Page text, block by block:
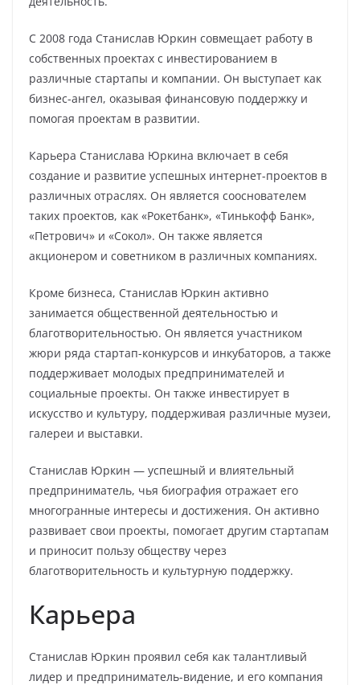
С 2008 года Станислав Юркин совмещает работу в
собственных проектах с инвестированием в
различные стартапы и компании. Он выступает как
бизнес-ангел, оказывая финансовую поддержку и
помогая проектам в развитии.
Карьера Станислава Юркина включает в себя
создание и развитие успешных интернет-проектов в
различных отраслях. Он является сооснователем
таких проектов, как «Рокетбанк», «Тинькофф Банк»,
«Петрович» и «Сокол». Он также является
акционером и советником в различных компаниях.
Кроме бизнеса, Станислав Юркин активно
занимается общественной деятельностью и
благотворительностью. Он является участником
жюри ряда стартап-конкурсов и инкубаторов, а также
поддерживает молодых предпринимателей и
социальные проекты. Он также инвестирует в
искусство и культуру, поддерживая различные музеи,
галереи и выставки.
Станислав Юркин — успешный и влиятельный
предприниматель, чья биография отражает его
многогранные интересы и достижения. Он активно
развивает свои проекты, помогает другим стартапам
и приносит пользу обществу через
благотворительность и культурную поддержку.
Карьера
Станислав Юркин проявил себя как талантливый
лидер и предприниматель-видение, и его компания